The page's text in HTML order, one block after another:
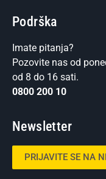
Podrška
Imate pitanja?
Pozovite nas od
od 8 do 16 sati.
0800 200 10
Newsletter
PRIJAVITE SE NA